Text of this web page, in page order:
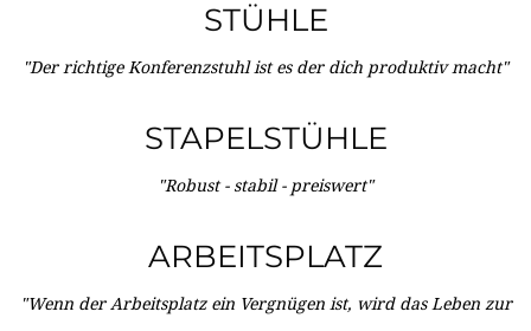
STÜHLE
"Der richtige Konferenzstuhl ist es der dich produktiv macht"
STAPELSTÜHLE
"Robust - stabil - preiswert"
ARBEITSPLATZ
"Wenn der Arbeitsplatz ein Vergnügen ist, wird das Leben zur